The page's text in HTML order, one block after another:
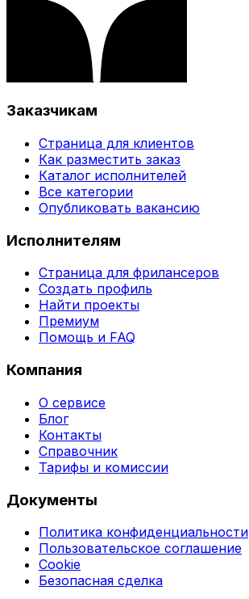
Заказчикам
Страница для клиентов
Как разместить заказ
Каталог исполнителей
Все категории
Опубликовать вакансию
Исполнителям
Страница для фрилансеров
Создать профиль
Найти проекты
Премиум
Помощь и FAQ
Компания
О сервисе
Блог
Контакты
Справочник
Тарифы и комиссии
Документы
Политика конфиденциальности
Пользовательское соглашение
Cookie
Безопасная сделка